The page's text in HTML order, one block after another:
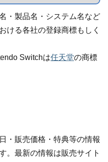
・製品名・システム名など
ける各社の登録商標もしく
Switchは任天堂の商標
・販売価格・特典等の情報
。最新の情報は販売サイト